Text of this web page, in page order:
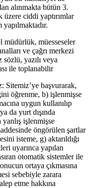
alınmakta bütün 3.
ciddi yaptırımlar
müesseseler
ve çağrı merkezi
yazılı veya
ile toplanabilir
Sitemiz’ye başvurarak,
öğrenme, b) işlenmişse
uygun kullanılıp
da yurt dışında
işlenmişse
öngörülen şartlar
isteme, g) aktarıldığı
uyarınca yapılan
otomatik sistemler ile
ortaya çıkmasına
sebebiyle zarara
etme hakkına